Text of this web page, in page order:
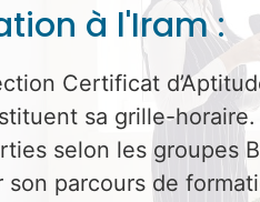
à l'Iram :
Certificat
sa grille-horaire.
selon les groupes
son parcours de